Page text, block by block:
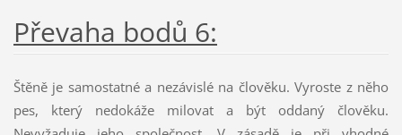
Převaha bodů 6:
Štěně je samostatné a nezávislé na člověku. Vyroste z něho
pes, který nedokáže milovat a být oddaný člověku.